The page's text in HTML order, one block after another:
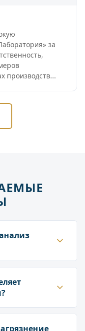
за
производств...
выбора участка
Анализ
для
получить
включают